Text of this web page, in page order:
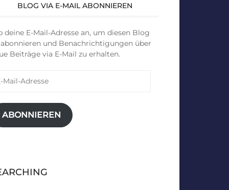
BLOG VIA E-MAIL ABONNIEREN
deine E-Mail-Adresse an, um diesen Blog
und Benachrichtigungen über
Beiträge via E-Mail zu erhalten.
ABONNIEREN